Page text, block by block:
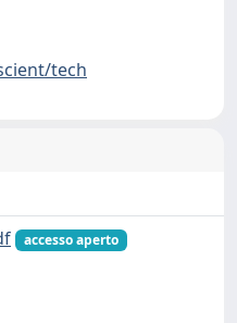
tech
accesso aperto